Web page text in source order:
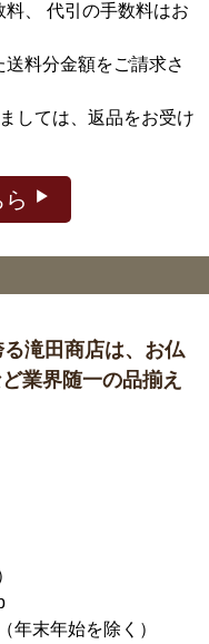
、 代引の手数料はお
料分金額をご請求さ
しては、返品をお受け
滝田商店は、 お仏
業界随一の品揃え
年末年始を除く）